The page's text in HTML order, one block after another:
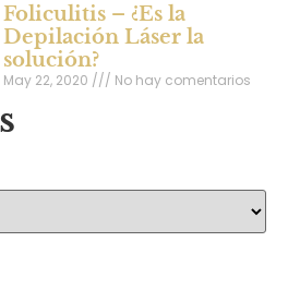
Foliculitis – ¿Es la
Depilación Láser la
solución?
May 22, 2020 No hay comentarios